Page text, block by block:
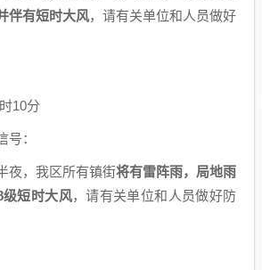
伴有短时大风，请有关单位和人员做好
10分
号：
夜，我区所有镇街将有雷阵雨，局地雨
短时大风，请有关单位和人员做好防